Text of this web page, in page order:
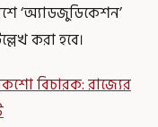
‘অ্যাডজুডিকেশন’
করা হবে।
বিচারক: রাজ্যের